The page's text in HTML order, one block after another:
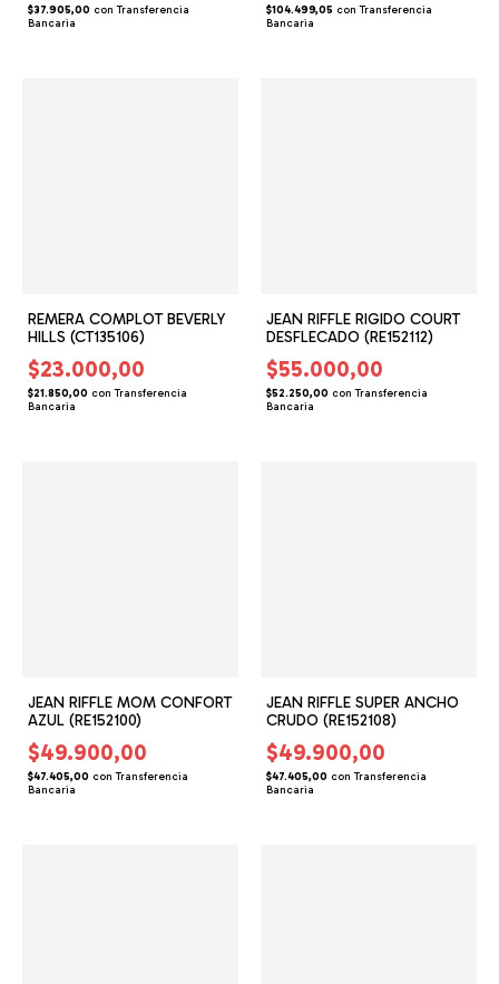
$37.905,00 con Transferencia
Bancaria
$104.499,05 con Transferencia
Bancaria
REMERA COMPLOT BEVERLY
HILLS (CT135106)
$23.000,00
$21.850,00 con Transferencia
Bancaria
JEAN RIFFLE RIGIDO COURT
DESFLECADO (RE152112)
$55.000,00
$52.250,00 con Transferencia
Bancaria
JEAN RIFFLE MOM CONFORT
AZUL (RE152100)
$49.900,00
$47.405,00 con Transferencia
Bancaria
JEAN RIFFLE SUPER ANCHO
CRUDO (RE152108)
$49.900,00
$47.405,00 con Transferencia
Bancaria